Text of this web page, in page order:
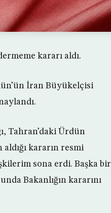
kararı aldı.
İran Büyükelçisi
Tahran’daki Ürdün
kararın resmi
sona erdi. Başka bir
Bakanlığın kararını